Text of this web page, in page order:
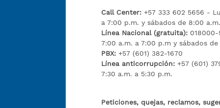
Call Center:+57 333 602 5656 -
a 7:00 p.m. y sábados de 8:00
Línea Nacional (gratuita): 018000-
7:00 a.m. a 7:00 p.m y sábados
PBX:+57 (601) 382-1670
Línea anticorrupción:+57 (601)
7:30 a.m. a 5:30 p.m.
Peticiones, quejas, reclamos,